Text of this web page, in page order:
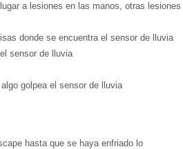
a lesiones en las manos, otras lesiones
donde se encuentra el sensor de lluvia
sensor de lluvia
golpea el sensor de lluvia
hasta que se haya enfriado lo